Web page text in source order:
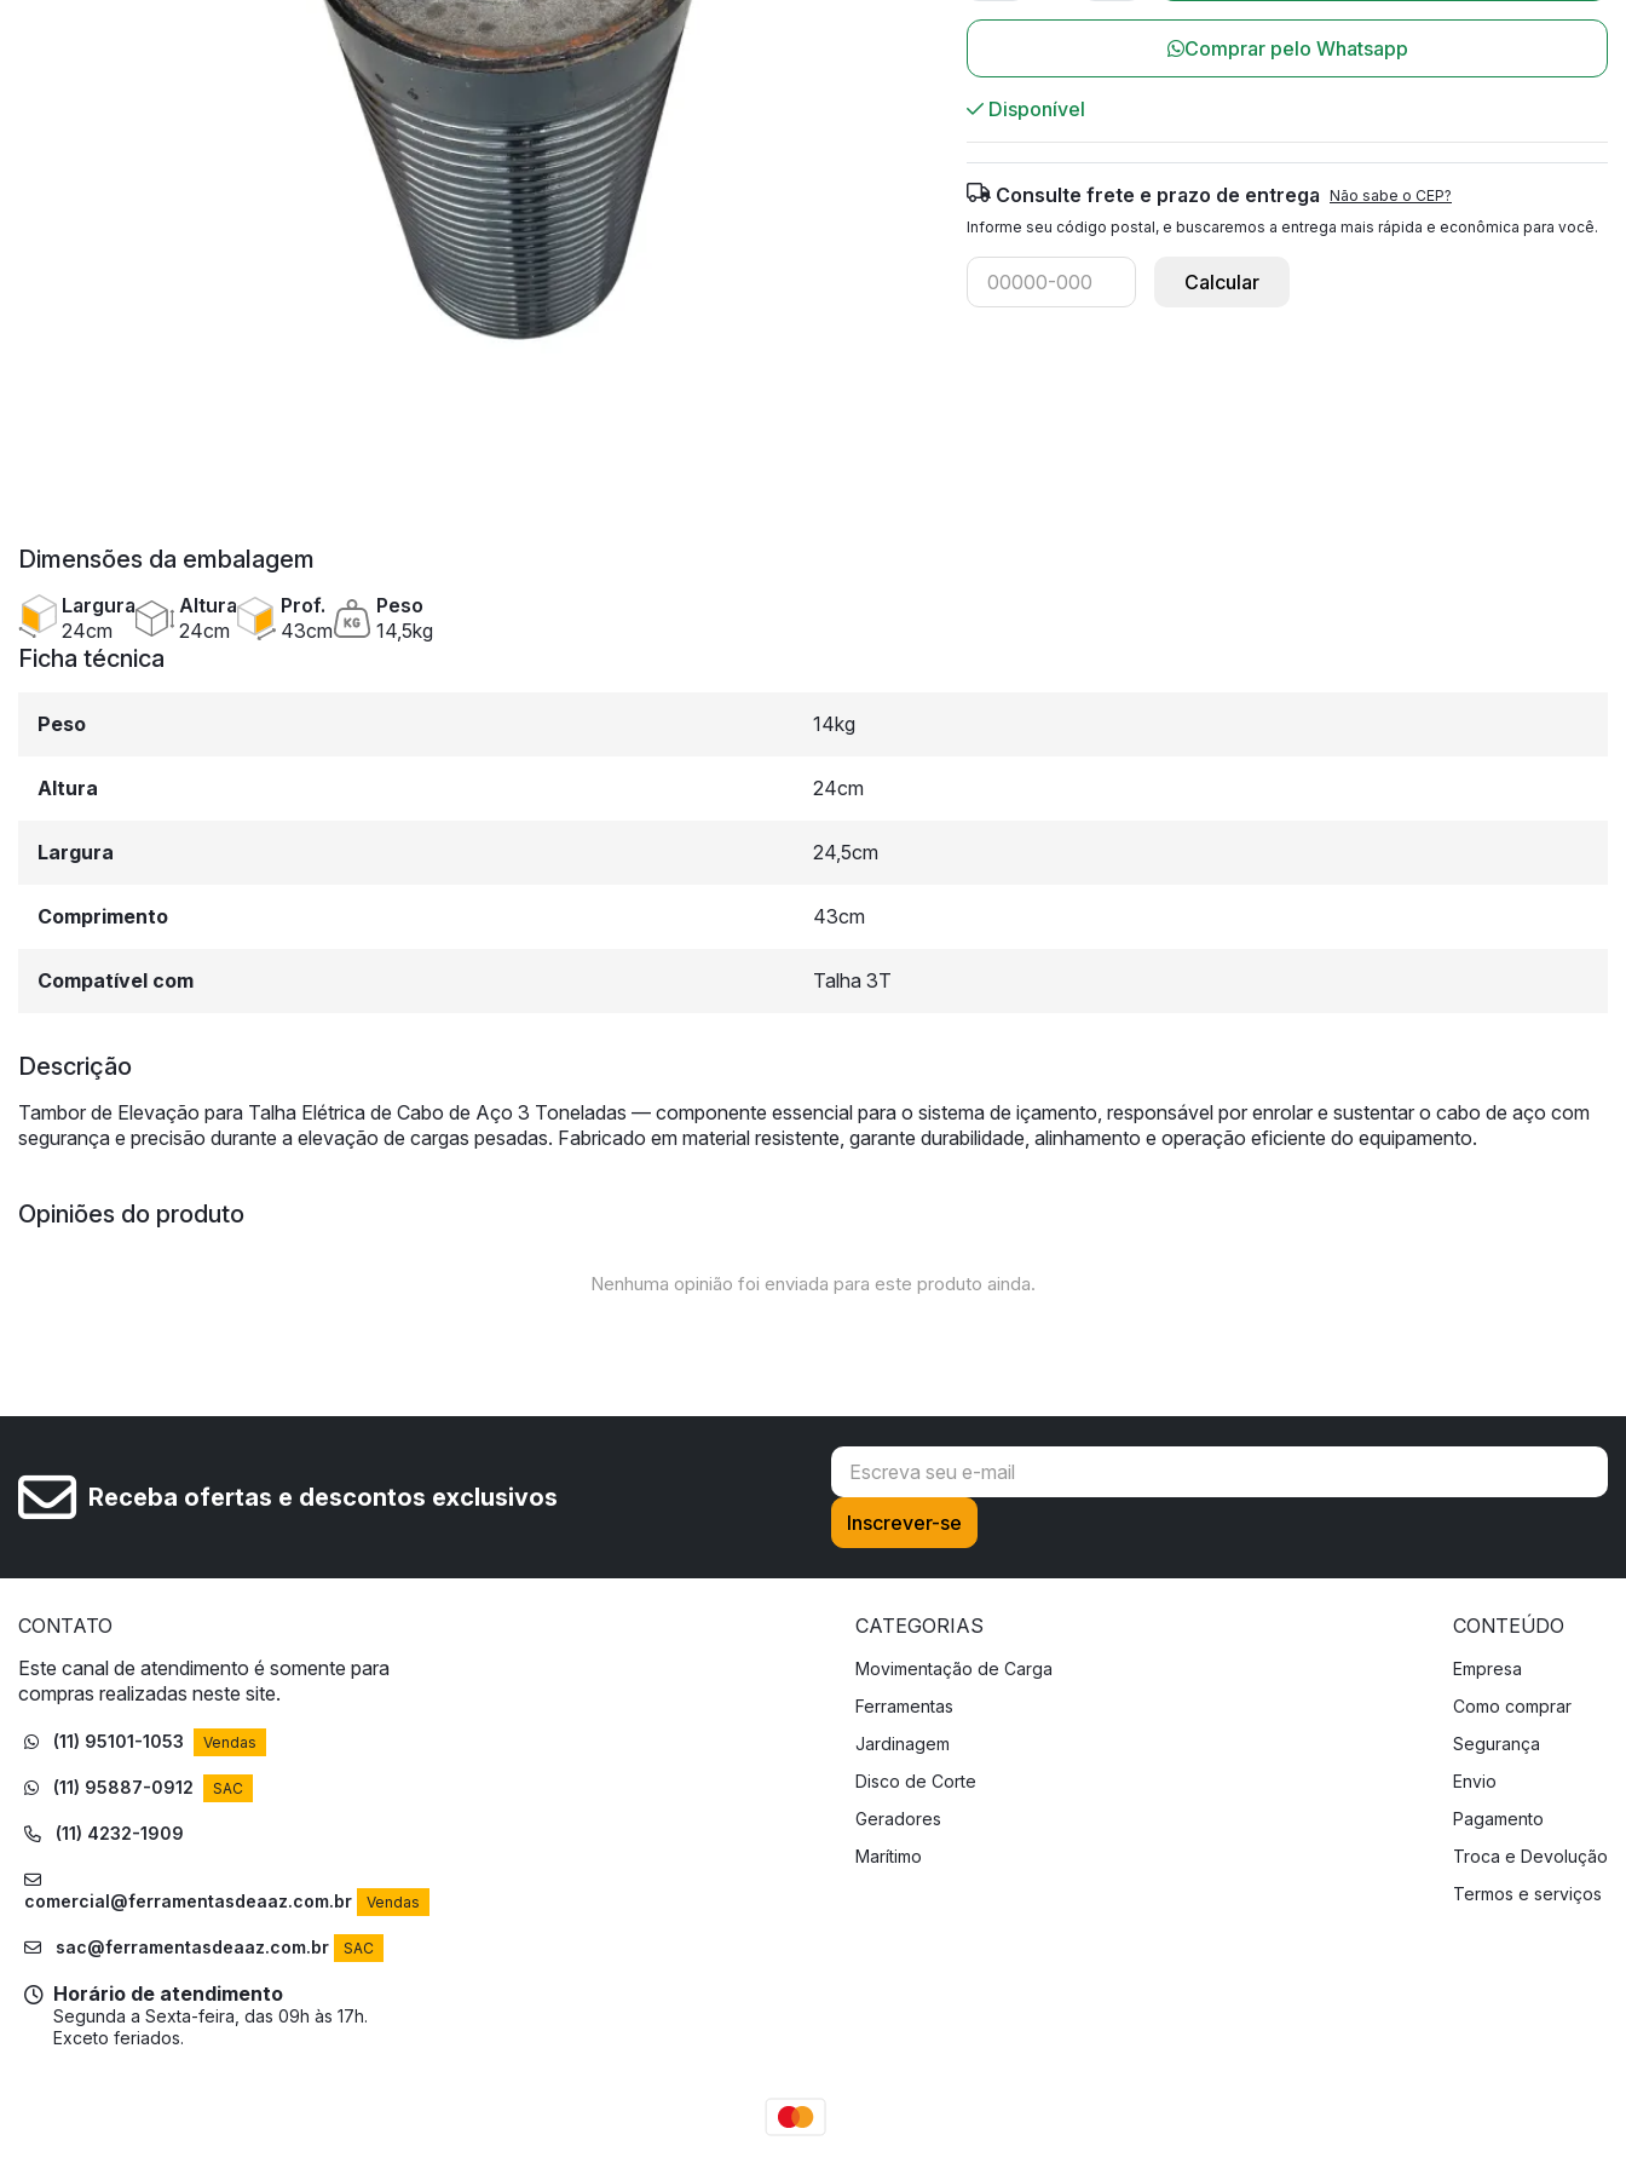
Comprar pelo Whatsapp
Disponível
Consulte frete e prazo de entrega Não sabe o CEP?
Informe seu código postal, e buscaremos a entrega mais rápida e econômica para você.
Calcular
Dimensões da embalagem
Largura
24cm
Altura
24cm
Prof.
43cm
Peso
14,5kg
Ficha técnica
Peso 14kg
Altura 24cm
Largura 24,5cm
Comprimento 43cm
Compatível com Talha 3T
Descrição
Tambor de Elevação para Talha Elétrica de Cabo de Aço 3 Toneladas — componente essencial para o sistema de içamento, responsável por enrolar e sustentar o cabo de aço com
segurança e precisão durante a elevação de cargas pesadas. Fabricado em material resistente, garante durabilidade, alinhamento e operação eficiente do equipamento.
Opiniões do produto
Nenhuma opinião foi enviada para este produto ainda.
Receba ofertas e descontos exclusivos
CONTATO
Este canal de atendimento é somente para
compras realizadas neste site.
(11) 95101-1053 Vendas
(11) 95887-0912 SAC
(11) 4232-1909
comercial@ferramentasdeaaz.com.br Vendas
sac@ferramentasdeaaz.com.br SAC
Horário de atendimento
Segunda a Sexta-feira, das 09h às 17h.
Exceto feriados.
CATEGORIAS
Movimentação de Carga
Ferramentas
Jardinagem
Disco de Corte
Geradores
Marítimo
CONTEÚDO
Empresa
Como comprar
Segurança
Envio
Pagamento
Troca e Devolução
Termos e serviços